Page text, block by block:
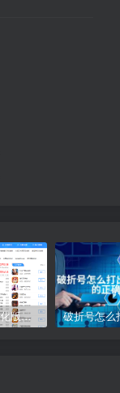
仿《侠游戏-优化版》源码 游戏软件下载网站模板 帝国cms+采集